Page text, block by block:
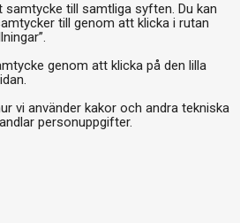
samtycke till samtliga syften. Du kan
till genom att klicka i rutan
genom att klicka på den lilla
vi använder kakor och andra tekniska